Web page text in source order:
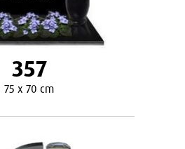
357
75 x 70 cm